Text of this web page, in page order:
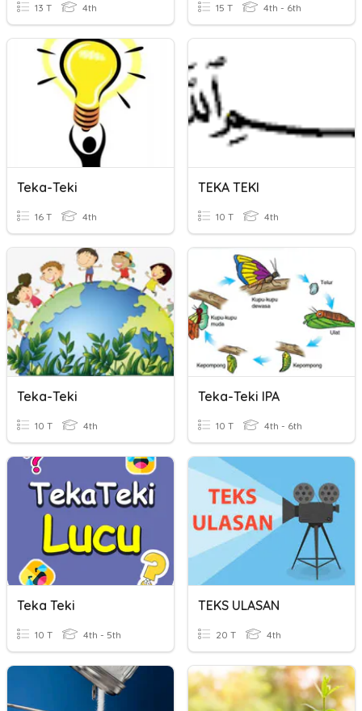
13 T 4th 15 T 4th - 6th
Teka-Teki
16 T 4th
TEKA TEKI
10 T 4th
Teka-Teki
10 T 4th
Teka-Teki IPA
10 T 4th - 6th
Teka Teki
10 T 4th - 5th
TEKS ULASAN
20 T 4th